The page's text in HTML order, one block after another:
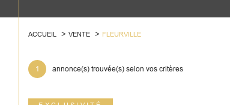
ACCUEIL VENTE FLEURVILLE
1 annonce(s) trouvée(s) selon vos critères